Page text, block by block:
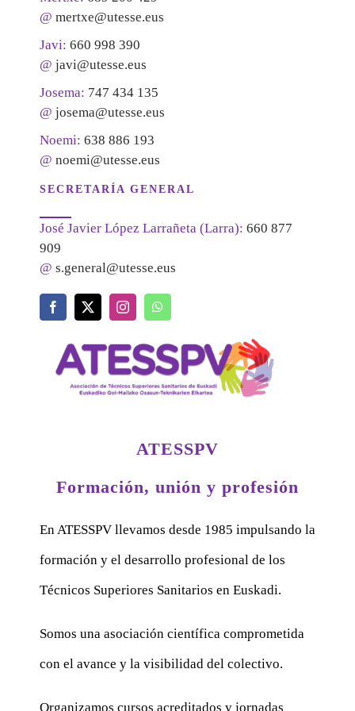
@ mertxe@utesse.eus
Javi: 660 998 390
@ javi@utesse.eus
Josema: 747 434 135
@ josema@utesse.eus
Noemi: 638 886 193
@ noemi@utesse.eus
SECRETARÍA GENERAL
José Javier López Larrañeta (Larra): 660 877
909
@ s.general@utesse.eus
ATESSPV
Formación, unión y profesión
En ATESSPV llevamos desde 1985 impulsando la
formación y el desarrollo profesional de los
Técnicos Superiores Sanitarios en Euskadi.
Somos una asociación científica comprometida
con el avance y la visibilidad del colectivo.
Organizamos cursos acreditados y jornadas